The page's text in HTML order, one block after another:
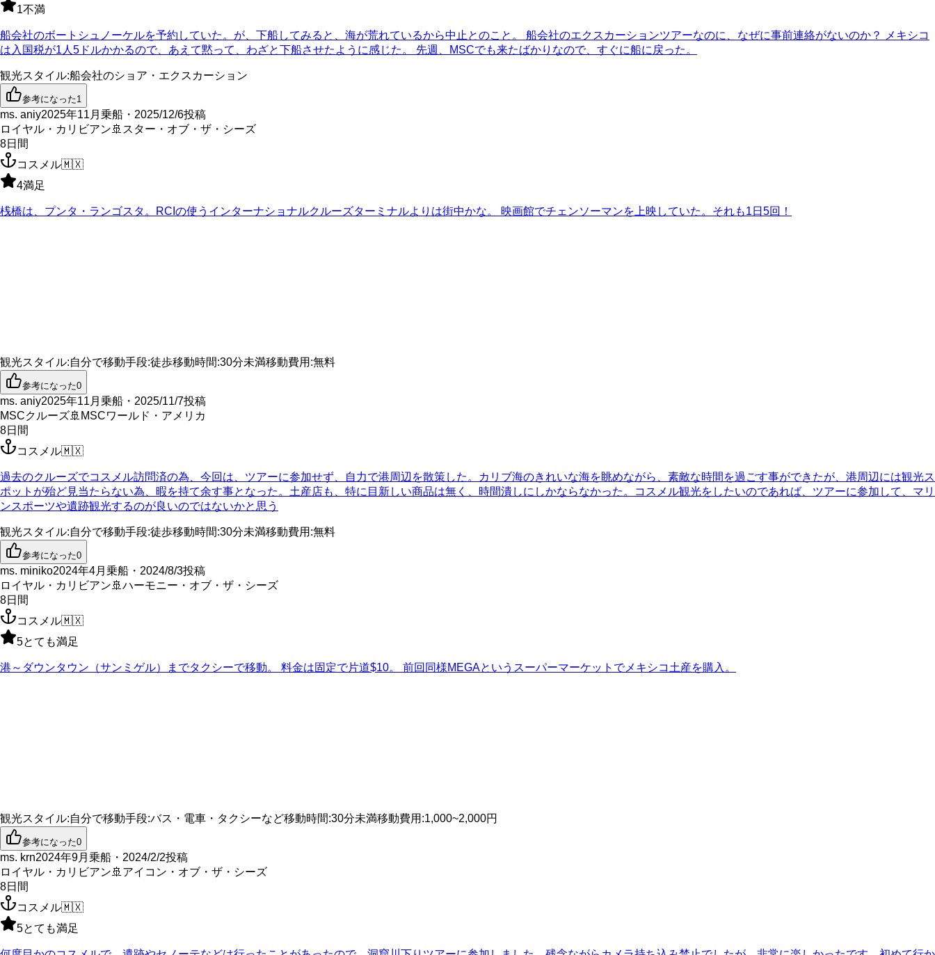
1不満
船会社のボートシュノーケルを予約していた。が、下船してみると、海が荒れているから中止とのこと。 船会社のエクスカーションツアーなのに、なぜに事前連絡がないのか？ メキシコ
は入国税が1人5ドルかかるので、あえて黙って、わざと下船させたように感じた。 先週、MSCでも来たばかりなので、すぐに船に戻った。
観光スタイル:船会社のショア・エクスカーション
参考になった1
ms. aniy2025年11月乗船・2025/12/6投稿
ロイヤル・カリビアン 🚢 スター・オブ・ザ・シーズ
8日間
コスメル🇲🇽
4満足
桟橋は、プンタ・ランゴスタ。RCIの使うインターナショナルクルーズターミナルよりは街中かな。 映画館でチェンソーマンを上映していた。それも1日5回！
観光スタイル:自分で移動手段:徒歩移動時間:30分未満移動費用 :無料
参考になった0
ms. aniy2025年11月乗船・2025/11/7投稿
MSCクルーズ🚢 MSCワールド・アメリカ
8日間
コスメル🇲🇽
過去のクルーズでコスメル訪問済の為、今回は、ツアーに参加せず、自力で港周辺を散策した。カリブ海のきれいな海を眺めながら、素敵な時間を過ごす事ができたが、港周辺には観光ス
ポットが殆ど見当たらない為、暇を持て余す事となった。土産店も、特に目新しい商品は無く、時間潰しにしかならなかった。コスメル観光をしたいのであれば、ツアーに参加して、マリ
ンスポーツや遺跡観光するのが良いのではないかと思う
観光スタイル:自分で移動手段:徒歩移動時間:30分未満移動費用 :無料
参考になった0
ms. miniko2024年4月乗船・2024/8/3投稿
ロイヤル・カリビアン 🚢 ハーモニー・オブ・ザ・シーズ
8日間
コスメル🇲🇽
5とても満足
港～ダウンタウン（サンミゲル）までタクシーで移動。 料金は固定で片道$10。 前回同様MEGAというスーパーマーケットでメキシコ土産を購入。
観光スタイル:自分で移動手段:バス・電車・タクシーなど移動時間:30分未満移動費用 :1,000~2,000円
参考になった0
ms. krn2024年9月乗船・2024/2/2投稿
ロイヤル・カリビアン 🚢 アイコン・オブ・ザ・シーズ
8日間
コスメル🇲🇽
5とても満足